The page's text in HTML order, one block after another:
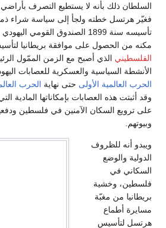
السلطان ذلك بأنه لا يستطيع التصرف
فغيّر هرتسل خطته ولجأ إلى سياسة شراء
تأسيسه سنة 1899 الصندوق القومي
مكنه من الحصول على موافقة بريطانيا
الفلسطيني الذي أصبح مع الزمن الممّول
الأنشطة السياسية والعسكرية للعصابات
الحرب العالمية الأولى حتى نهاية الحرب
وقد أثبتت هذه العصابات بإمكاناتها المادية
على ترويع السكان الآمنين في فلسطين
وبيوتهم.
ويبدو أنه للظروف
الدولية والوضع
السكاني في
فلسطين، وخشية
بريطانيا من مغبّة
مسايرة أطماع
هرتسل لتأسيس